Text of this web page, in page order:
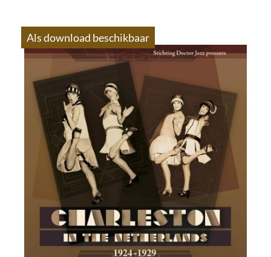
Als download beschikbaar